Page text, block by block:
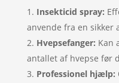
Insekticid spray:
anvende fra en sikker
Hvepsefanger: Kan
antallet af hvepse før
Professionel hjælp: